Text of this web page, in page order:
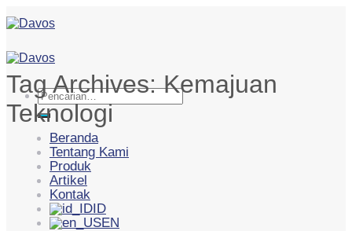
to
Pencarian
untuk:
Beranda
Tentang Kami
Produk
Artikel
Kontak
ID
EN
Tag Archives:Kemajuan
Teknologi